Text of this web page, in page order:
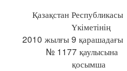
Қазақстан Республикасы
Үкіметінің
2010 жылғы 9 қарашадағы
№ 1177 қаулысына
қосымша